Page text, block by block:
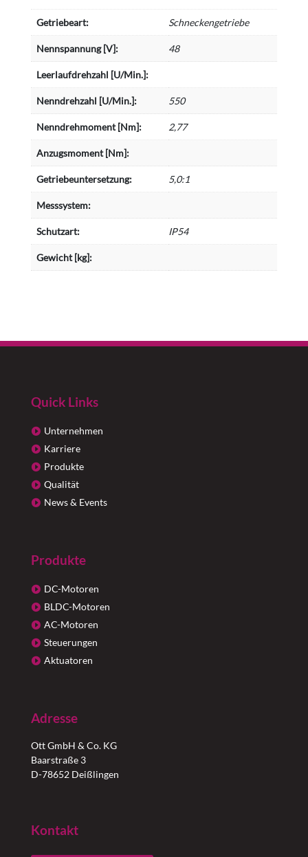
Getriebeart: Schneckengetriebe
Nennspannung [V]: 48
Leerlaufdrehzahl [U/Min.]:
Nenndrehzahl [U/Min.]: 550
Nenndrehmoment [Nm]: 2,77
Anzugsmoment [Nm]:
Getriebeuntersetzung: 5,0:1
Messsystem:
Schutzart: IP54
Gewicht [kg]:
Quick Links
Unternehmen
Karriere
Produkte
Qualität
News & Events
Produkte
DC-Motoren
BLDC-Motoren
AC-Motoren
Steuerungen
Aktuatoren
Adresse
Ott GmbH & Co. KG
Baarstraße 3
D-78652 Deißlingen
Kontakt